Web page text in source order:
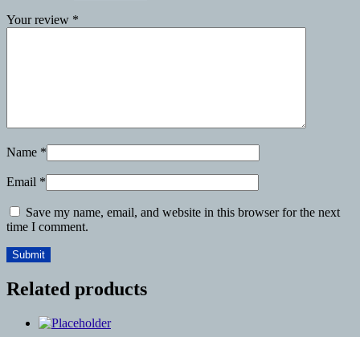
Your review *
Name *
Email *
Save my name, email, and website in this browser for the next
time I comment.
Related products